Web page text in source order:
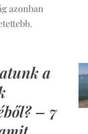
azonban
a
– 7